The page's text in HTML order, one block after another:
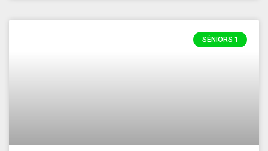
SÉNIORS 1